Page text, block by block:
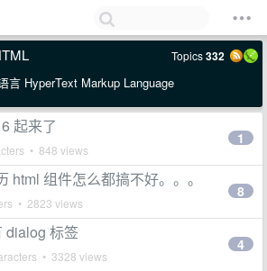
Topics332
言 HyperText Markup Language
起来了
• 848 views
1
html 组件怎么都搞不好。。。
• 2823 views
8
dialog 标签
• 3328 views
4